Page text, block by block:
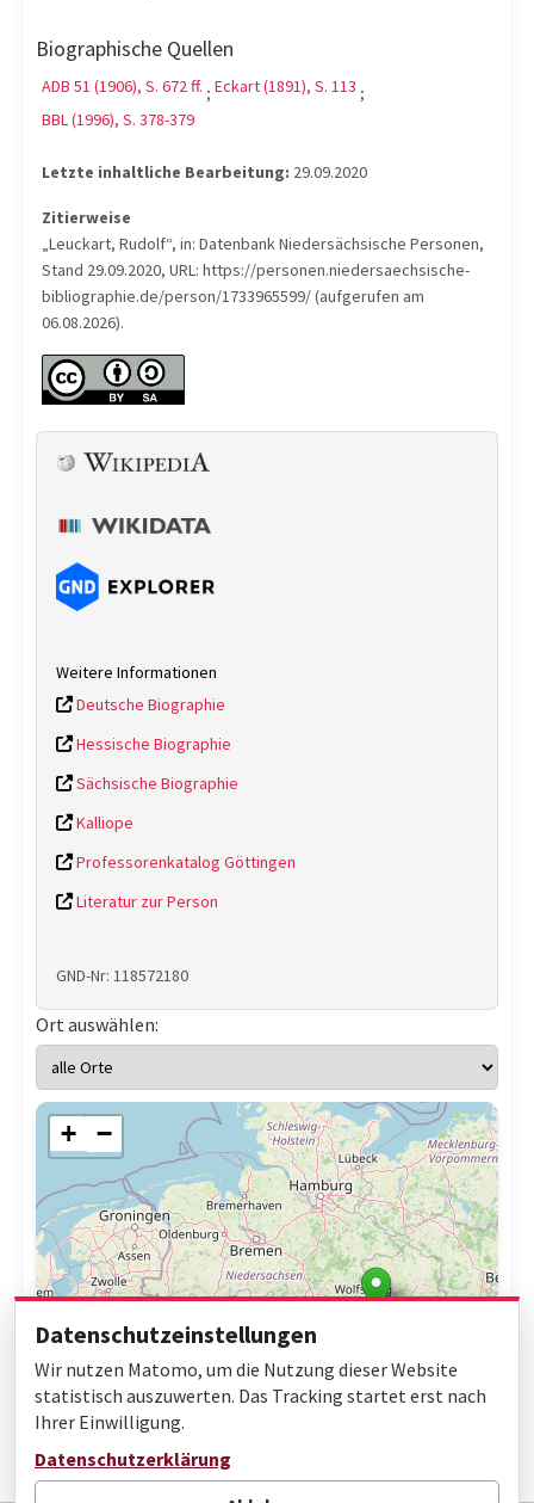
Biographische Quellen
ADB 51 (1906), S. 672 ff. ; Eckart (1891), S. 113 ;
BBL (1996), S. 378-379
Letzte inhaltliche Bearbeitung: 29.09.2020
Zitierweise
„Leuckart, Rudolf“, in: Datenbank Niedersächsische Personen,
Stand 29.09.2020, URL: https://personen.niedersaechsische-
bibliographie.de/person/1733965599/ (aufgerufen am
06.08.2026).
Weitere Informationen
Deutsche Biographie
Hessische Biographie
Sächsische Biographie
Kalliope
Professorenkatalog Göttingen
Literatur zur Person
GND-Nr: 118572180
Ort auswählen:
+ −
Datenschutzeinstellungen
Wir nutzen Matomo, um die Nutzung dieser Website
statistisch auszuwerten. Das Tracking startet erst nach
Ihrer Einwilligung.
Datenschutzerklärung